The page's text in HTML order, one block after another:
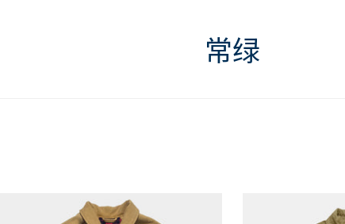
首页 产品
短裤
领带
常绿